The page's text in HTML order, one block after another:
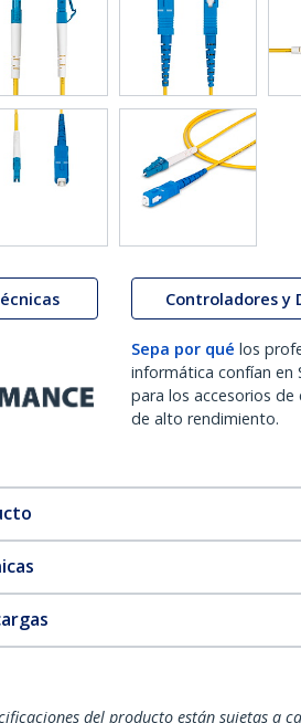
Controladores y
Sepa por qué los
informática confían en
para los accesorios de
de alto rendimiento.
del producto están sujetas a